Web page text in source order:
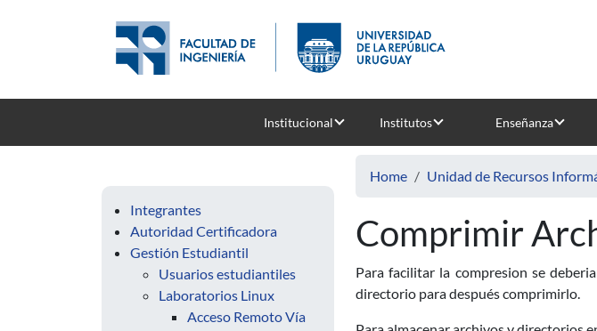
Institucional Institutos Enseñanza
Integrantes
Autoridad Certificadora
Gestión Estudiantil
Usuarios estudiantiles
Laboratorios Linux
Acceso Remoto Vía
Home Unidad de Recursos
Comprimir
Para facilitar la compresion se
directorio para después comprimirlo.